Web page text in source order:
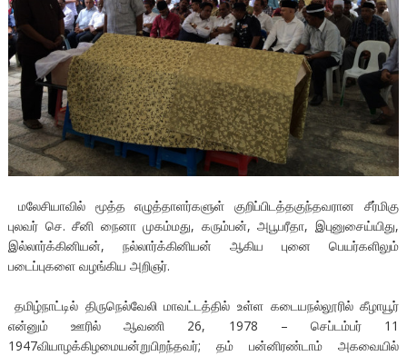
மலேசியாவில் மூத்த எழுத்தாளர்களுள் குறிப்பிடத்தகுந்தவரான சீர்மிகு
புலவர் செ. சீனி நைனா முகம்மது, கரும்பன், அபூபரீதா, இபுனுசைய்யிது,
இல்லார்க்கினியன், நல்லார்க்கினியன் ஆகிய புனை பெயர்களிலும்
படைப்புகளை வழங்கிய அறிஞர்.
தமிழ்நாட்டில் திருநெல்வேலி மாவட்டத்தில் உள்ள கடையநல்லூரில் கீழாயூர்
என்னும் ஊரில் ஆவணி 26, 1978 – செப்டம்பர் 11
1947வியாழக்கிழமையன்றுபிறந்தவர்; தம் பன்னிரண்டாம் அகவையில்